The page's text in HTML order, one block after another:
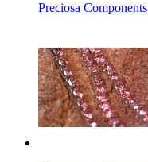
Preciosa Components